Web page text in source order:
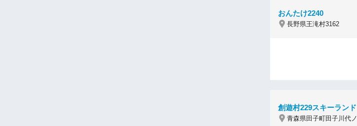
おんたけ2240
長野県王滝村3162
創遊村229スキーランド
青森県田子町田子川代